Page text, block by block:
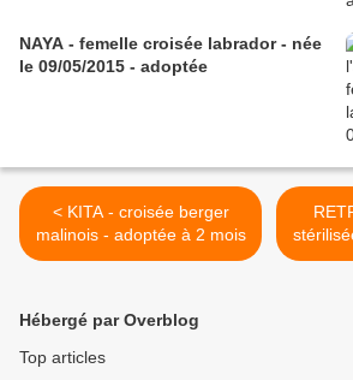
NAYA - femelle croisée labrador - née
le 09/05/2015 - adoptée
< KITA - croisée berger
malinois - adoptée à 2 mois
Hébergé par Overblog
Top articles